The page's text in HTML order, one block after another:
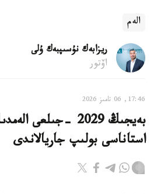
الەم
ريزابەك نۇسىپبەك ۇلى
اۆتور
17:46, 06 تامىز 2026
بەيجىڭ 2029 -جىلعى
استاناسى بولىپ جاريالاندى